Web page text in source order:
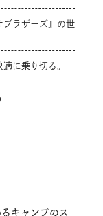
ブラザーズ』の世
に乗り切る。
キャンプのス